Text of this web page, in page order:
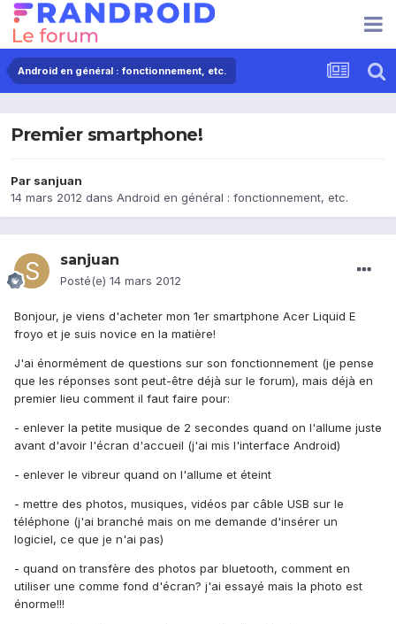
Android en général : fonctionnement, etc.
Premier smartphone!
Par sanjuan
14 mars 2012 dans Android en général : fonctionnement, etc.
sanjuan
Posté(e) 14 mars 2012
Bonjour, je viens d'acheter mon 1er smartphone Acer Liquid E
froyo et je suis novice en la matière!
J'ai énormément de questions sur son fonctionnement (je pense
que les réponses sont peut-être déjà sur le forum), mais déjà en
premier lieu comment il faut faire pour:
- enlever la petite musique de 2 secondes quand on l'allume juste
avant d'avoir l'écran d'accueil (j'ai mis l'interface Android)
- enlever le vibreur quand on l'allume et éteint
- mettre des photos, musiques, vidéos par câble USB sur le
téléphone (j'ai branché mais on me demande d'insérer un
logiciel, ce que je n'ai pas)
- quand on transfère des photos par bluetooth, comment en
utiliser une comme fond d'écran? j'ai essayé mais la photo est
énorme!!!